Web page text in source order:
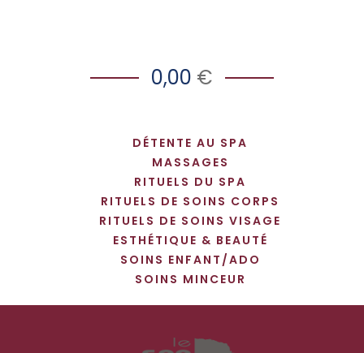
0,00 €
DÉTENTE AU SPA
MASSAGES
RITUELS DU SPA
RITUELS DE SOINS CORPS
RITUELS DE SOINS VISAGE
ESTHÉTIQUE & BEAUTÉ
SOINS ENFANT/ADO
SOINS MINCEUR